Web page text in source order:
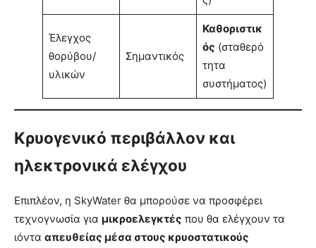
Έλεγχος
θορύβου/
υλικών
Σημαντικός
Καθοριστικ
ός (σταθερό
τητα
συστήματος)
Κρυογενικό περιβάλλον και
ηλεκτρονικά ελέγχου
Επιπλέον, η SkyWater θα μπορούσε να προσφέρει
τεχνογνωσία για μικροελεγκτές που θα ελέγχουν τα
ιόντα απευθείας μέσα στους κρυοστατικούς